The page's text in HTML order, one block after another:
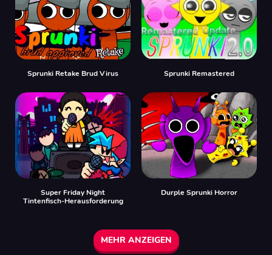
Sprunki Retake Brud Virus Sprunki Remastered
Super Friday Night
Tintenfisch-Herausforderung
Durple Sprunki Horror
MEHR ANZEIGEN